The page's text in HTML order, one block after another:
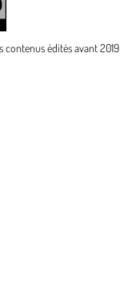
édités avant 2019